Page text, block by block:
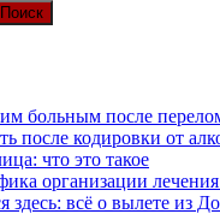
Поиск
больным после
после кодировки от
что это такое
организации
здесь: всё о вылете из